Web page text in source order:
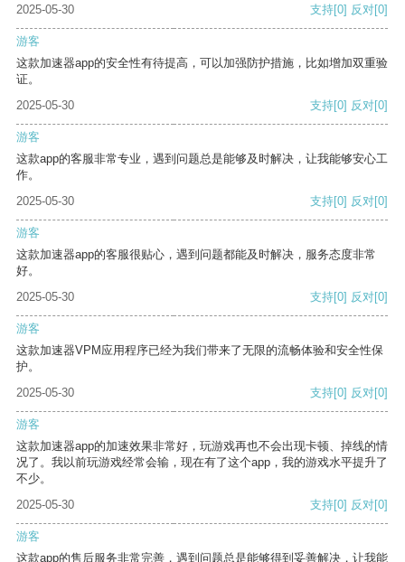
2025-05-30 支持[0] 反对[0]
游客
这款加速器app的安全性有待提高，可以加强防护措施，比如增加双重验
证。
2025-05-30
支持[0] 反对[0]
游客
这款app的客服非常专业，遇到问题总是能够及时解决，让我能够安心工
作。
2025-05-30
支持[0] 反对[0]
游客
这款加速器app的客服很贴心，遇到问题都能及时解决，服务态度非常
好。
2025-05-30
支持[0] 反对[0]
游客
这款加速器VPM应用程序已经为我们带来了无限的流畅体验和安全性保
护。
2025-05-30
支持[0] 反对[0]
游客
这款加速器app的加速效果非常好，玩游戏再也不会出现卡顿、掉线的情
况了。我以前玩游戏经常会输，现在有了这个app，我的游戏水平提升了
不少。
2025-05-30
支持[0] 反对[0]
游客
这款app的售后服务非常完善，遇到问题总是能够得到妥善解决，让我能